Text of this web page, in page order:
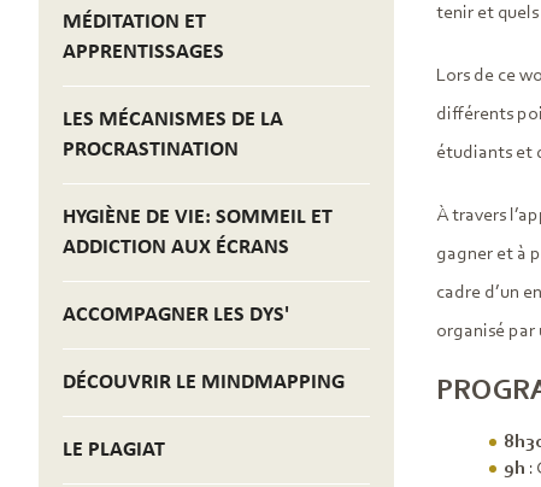
MÉDITATION ET
APPRENTISSAGES
LES MÉCANISMES DE LA
PROCRASTINATION
HYGIÈNE DE VIE: SOMMEIL ET
ADDICTION AUX ÉCRANS
ACCOMPAGNER LES DYS'
DÉCOUVRIR LE MINDMAPPING
LE PLAGIAT
tenir et
Lors de ce
différents
étudiants et
À travers
gagner et à
cadre d’un
organisé
9h :